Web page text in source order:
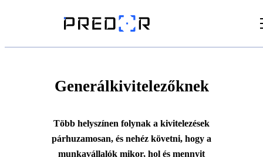
Videók
Dokumentumtár
Generálkivitelezőknek
Több helyszínen folynak a kivitelezések
párhuzamosan, és nehéz követni, hogy a
munkavállalók mikor, hol és mennyit